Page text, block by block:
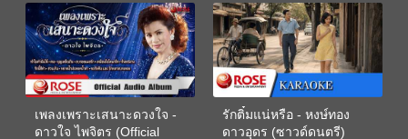
เพลงเพราะเสนาะดวงใจ -
ดาวใจ ไพจิตร (Official
รักติ๋มแน่หรือ - หงษ์ทอง
ดาวอุดร (ซาวด์ดนตรี)